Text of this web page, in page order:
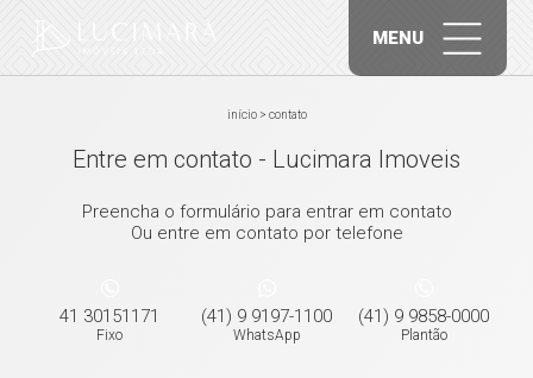
MENU
início> contato
Entre em contato - Lucimara Imoveis
Preencha o formulário para entrar em contato
Ou entre em contato por telefone
41 30151171
Fixo
(41) 9 9197-1100
WhatsApp
(41) 9 9858-0000
Plantão